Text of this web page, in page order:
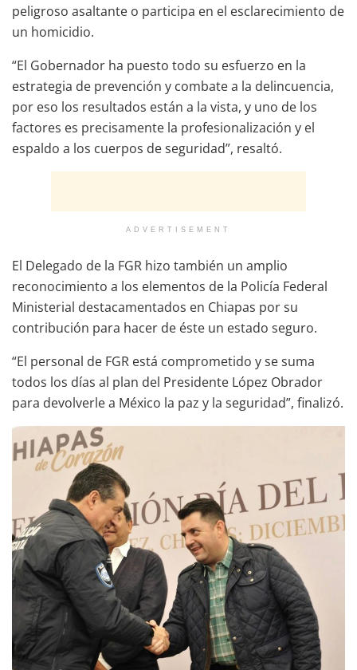
peligroso asaltante o participa en el esclarecimiento de
un homicidio.
“El Gobernador ha puesto todo su esfuerzo en la
estrategia de prevención y combate a la delincuencia,
por eso los resultados están a la vista, y uno de los
factores es precisamente la profesionalización y el
espaldo a los cuerpos de seguridad”, resaltó.
ADVERTISEMENT
El Delegado de la FGR hizo también un amplio
reconocimiento a los elementos de la Policía Federal
Ministerial destacamentados en Chiapas por su
contribución para hacer de éste un estado seguro.
“El personal de FGR está comprometido y se suma
todos los días al plan del Presidente López Obrador
para devolverle a México la paz y la seguridad”, finalizó.